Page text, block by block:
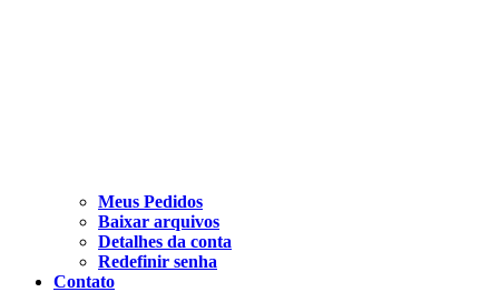
Meus Pedidos
Baixar arquivos
Detalhes da conta
Redefinir senha
Contato